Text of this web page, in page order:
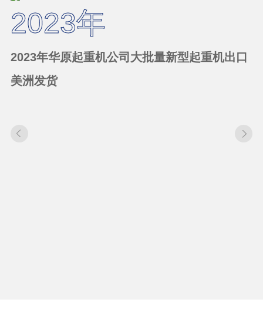
2023年
2023年华原起重机公司大批量新型起重机出口
美洲发货